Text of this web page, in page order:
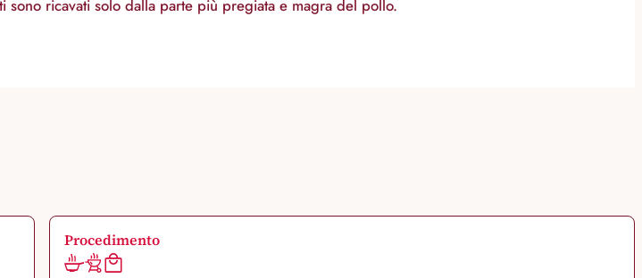
sono ricavati solo dalla parte più pregiata e magra del pollo.
Procedimento